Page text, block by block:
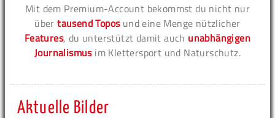
Mit dem Premium-Account bekommst du nicht nur
übertausend Toposund eine Menge nützlicher
Features, du unterstützt damit auch unabhängigen
Journalismusim Klettersport und Naturschutz.
Aktuelle Bilder